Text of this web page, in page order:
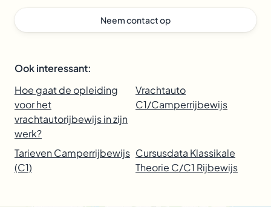
Neem contact op
Ook interessant:
Hoe gaat de opleiding
voor het
vrachtautorijbewijs in zijn
werk?
Vrachtauto
C1/Camperrijbewijs
Tarieven Camperrijbewijs
(C1)
Cursusdata Klassikale
Theorie C/C1 Rijbewijs